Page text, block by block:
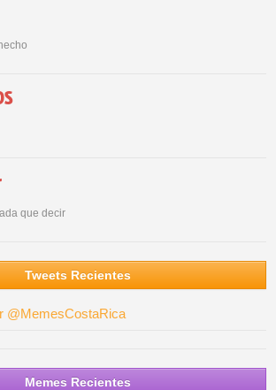
que decir
Tweets Recientes
@MemesCostaRica
Memes Recientes